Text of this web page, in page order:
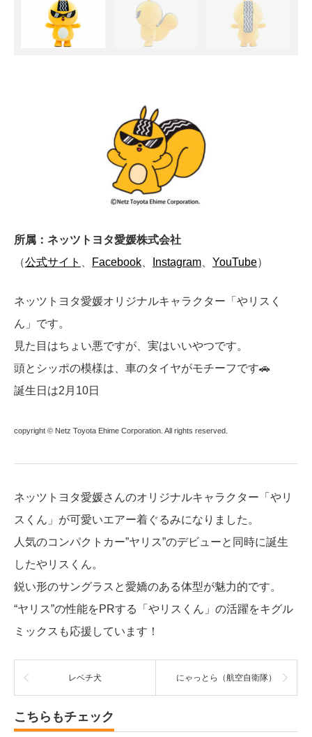
所属： ネッツトヨタ愛媛株式会社
（公式サイト Facebook Instagram YouTube）
ネッツトヨタ愛媛オリジナルキャラクター「やリスく
ん」です。
見た目はちょい悪ですが、実はいいやつです。
頭とシッポの模様は、車のタイヤがモチーフです🚗
誕生日は2月10日
copyright © Netz Toyota Ehime Corporation. All rights reserved.
ネッツトヨタ愛媛さんのオリジナルキャラクター「やリ
スくん」が可愛いエアー着ぐるみになりました。
人気のコンパクトカー”ヤリス”のデビューと同時に誕生
したやリスくん。
鋭い形のサングラスと愛嬌のある体型が魅力的です。
“ヤリス”の性能をPRする「やリスくん」の活躍をキグル
ミックスも応援しています！
レベチ犬 にゃっとら（航空自衛隊）
こちらもチェック